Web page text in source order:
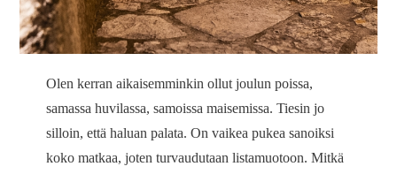
Olen kerran aikaisemminkin ollut joulun poissa,
samassa huvilassa, samoissa maisemissa. Tiesin jo
silloin, että haluan palata. On vaikea pukea sanoiksi
koko matkaa, joten turvaudutaan listamuotoon. Mitkä